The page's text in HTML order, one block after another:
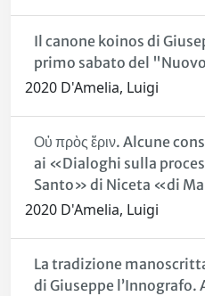
Il canone koinos di
primo sabato del
2020 D'Amelia, Luigi
Οὐ πρὸς ἔριν. Alcune
ai «Dialoghi sulla
Santo» di Niceta «di
2020 D'Amelia, Luigi
La tradizione
di Giuseppe l’Innografo.